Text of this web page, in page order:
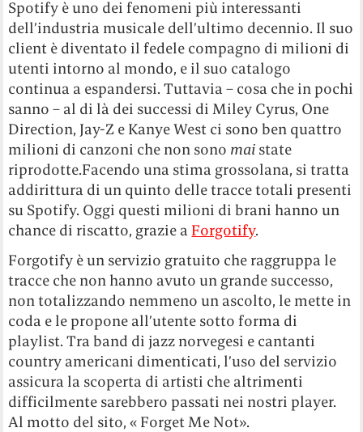
Spotify è uno dei fenomeni più interessanti
dell’industria musicale dell’ultimo decennio. Il suo
client è diventato il fedele compagno di milioni di
utenti intorno al mondo, e il suo catalogo
continua a espandersi. Tuttavia – cosa che in pochi
sanno – al di là dei successi di Miley Cyrus, One
Direction, Jay-Z e Kanye West ci sono ben quattro
milioni di canzoni che non sono mai state
riprodotte.Facendo una stima grossolana, si tratta
addirittura di un quinto delle tracce totali presenti
su Spotify. Oggi questi milioni di brani hanno un
chance di riscatto, grazie a Forgotify.
Forgotify è un servizio gratuito che raggruppa le
tracce che non hanno avuto un grande successo,
non totalizzando nemmeno un ascolto, le mette in
coda e le propone all’utente sotto forma di
playlist. Tra band di jazz norvegesi e cantanti
country americani dimenticati, l’uso del servizio
assicura la scoperta di artisti che altrimenti
difficilmente sarebbero passati nei nostri player.
Al motto del sito, « Forget Me Not».